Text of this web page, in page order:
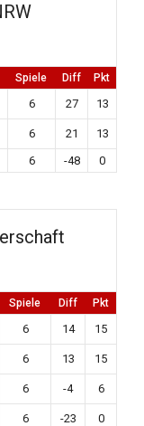
Spiele Diff Pkt
6 27 13
6 21
13
6 -48 0
Spiele Diff Pkt
6 14 15
6 13 15
6 -4 6
6 -23 0